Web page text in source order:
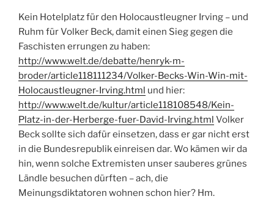
Kein Hotelplatz für den Holocaustleugner Irving – und
Ruhm für Volker Beck, damit einen Sieg gegen die
Faschisten errungen zu haben:
http://www.welt.de/debatte/henryk-m-
broder/article118111234/Volker-Becks-Win-Win-mit-
Holocaustleugner-Irving.html und hier:
http://www.welt.de/kultur/article118108548/Kein-
Platz-in-der-Herberge-fuer-David-Irving.html Volker
Beck sollte sich dafür einsetzen, dass er gar nicht erst
in die Bundesrepublik einreisen dar. Wo kämen wir da
hin, wenn solche Extremisten unser sauberes grünes
Ländle besuchen dürften – ach, die
Meinungsdiktatoren wohnen schon hier? Hm.